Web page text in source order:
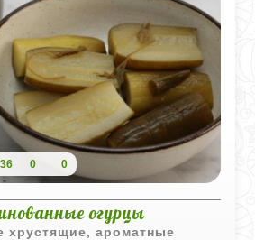
0 0
огурцы
хрустящие, ароматные